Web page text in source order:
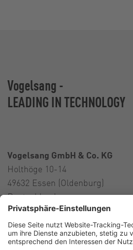
Vogelsang -
LEADING IN TECHNOLOGY
Vogelsang GmbH & Co. KG
Holthöge 10-14
49632 Essen (Oldenburg)
Deutschland
Kontakt
Tel.:+49 5434 83 0